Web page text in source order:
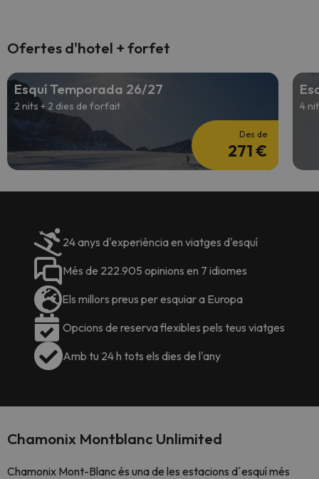
Ofertes d'hotel + forfet
Esquí Temporada 26/27
2 nits + 2 dies de forfait
Des de
271 €
4
24 anys d'experiència en viatges d'esquí
Més de 222.905 opinions en 7 idiomes
Els millors preus per esquiar a Europa
Opcions de reserva flexibles pels teus viatges
Amb tu 24 h tots els dies de l'any
Chamonix Montblanc Unlimited
Chamonix Mont-Blanc és una de les estacions d´esquí més